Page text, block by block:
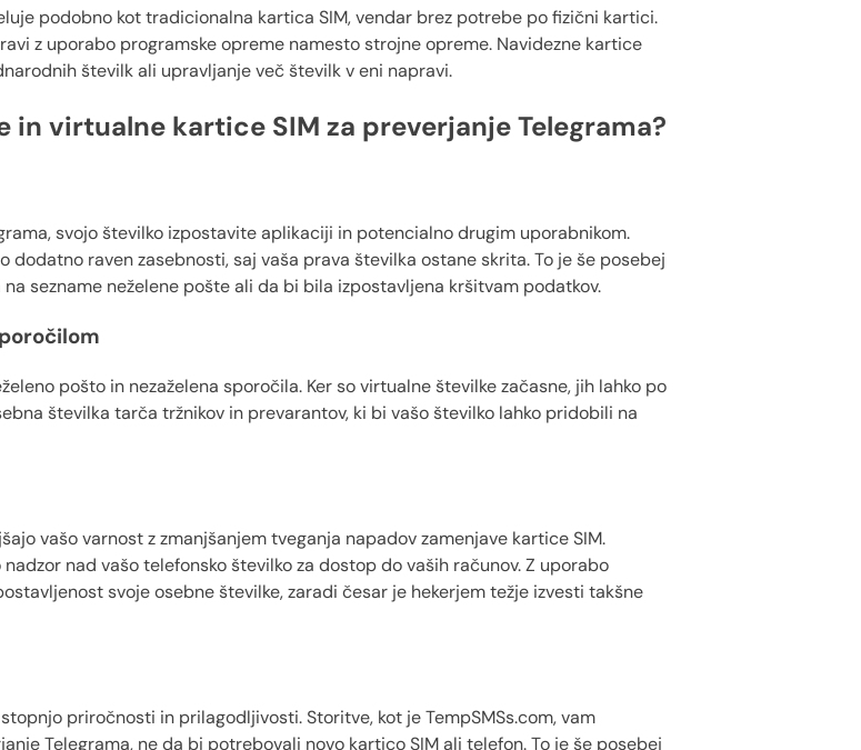
podobno kot tradicionalna kartica SIM, vendar brez potrebe po fizični kartici.
z uporabo programske opreme namesto strojne opreme. Navidezne kartice
številk ali upravljanje več številk v eni napravi.
virtualne kartice SIM za preverjanje Telegrama?
svojo številko izpostavite aplikaciji in potencialno drugim uporabnikom.
dodatno raven zasebnosti, saj vaša prava številka ostane skrita. To je še posebej
sezname neželene pošte ali da bi bila izpostavljena kršitvam podatkov.
pošto in nezaželena sporočila. Ker so virtualne številke začasne, jih lahko po
številka tarča tržnikov in prevarantov, ki bi vašo številko lahko pridobili na
vašo varnost z zmanjšanjem tveganja napadov zamenjave kartice SIM.
nad vašo telefonsko številko za dostop do vaših računov. Z uporabo
svoje osebne številke, zaradi česar je hekerjem težje izvesti takšne
priročnosti in prilagodljivosti. Storitve, kot je TempSMSs.com, vam
Telegrama, ne da bi potrebovali novo kartico SIM ali telefon. To je še posebej